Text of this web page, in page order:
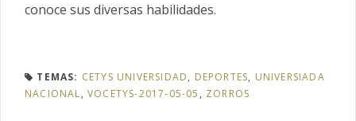
conoce sus diversas habilidades.
TEMAS: CETYS UNIVERSIDAD, DEPORTES, UNIVERSIADA
NACIONAL,VOCETYS-2017-05-05 , ZORROS